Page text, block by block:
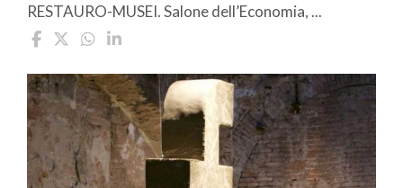
RESTAURO-MUSEI. Salone dell’Economia, ...